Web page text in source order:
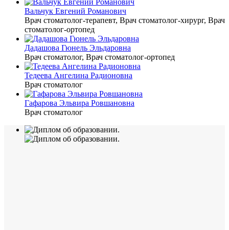
Вальчук Евгений Романович
Врач стоматолог-терапевт, Врач стоматолог-хирург, Врач
стоматолог-ортопед
Дадашова Гюнель Эльдаровна
Врач стоматолог, Врач стоматолог-ортопед
Тедеева Ангелина Радионовна
Врач стоматолог
Гафарова Эльвира Ровшановна
Врач стоматолог